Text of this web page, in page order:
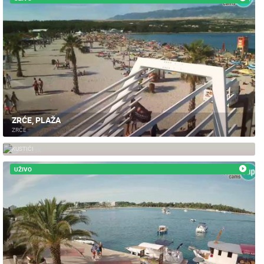
PLAŽE MARINE I LUČICE ZOO
DOGAĐANJA I ZANIMLJIVOSTI TRANSPORT I PROMET
ZNAMENITOSTI SVJETSKA BAŠTINA SPORT
ZRĆE, PLAŽA
ZRĆE
22.25K
KUSTIĆI - PAG
KUSTIĆI
UŽIVO